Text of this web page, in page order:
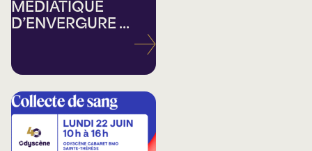
MÉDIATIQUE
D’ENVERGURE ...